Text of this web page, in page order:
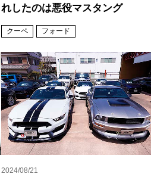
れしたのは悪役マスタング
クーペ フォード
2024/08/21